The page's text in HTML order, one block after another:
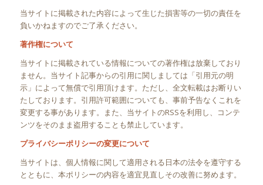
当サイトに掲載された内容によって生じた損害等の一切の責任を
負いかねますのでご了承ください。
著作権について
当サイトに掲載されている情報についての著作権は放棄しており
ません。当サイト記事からの引用に関しましては「引用元の明
示」によって無償で引用頂けます。ただし、全文転載はお断りい
たしております。引用許可範囲についても、事前予告なくこれを
変更する事があります。また、当サイトのRSSを利用し、コンテ
ンツをそのまま盗用することも禁止しています。
プライバシーポリシーの変更について
当サイトは、個人情報に関して適用される日本の法令を遵守する
とともに、本ポリシーの内容を適宜見直しその改善に努めます。